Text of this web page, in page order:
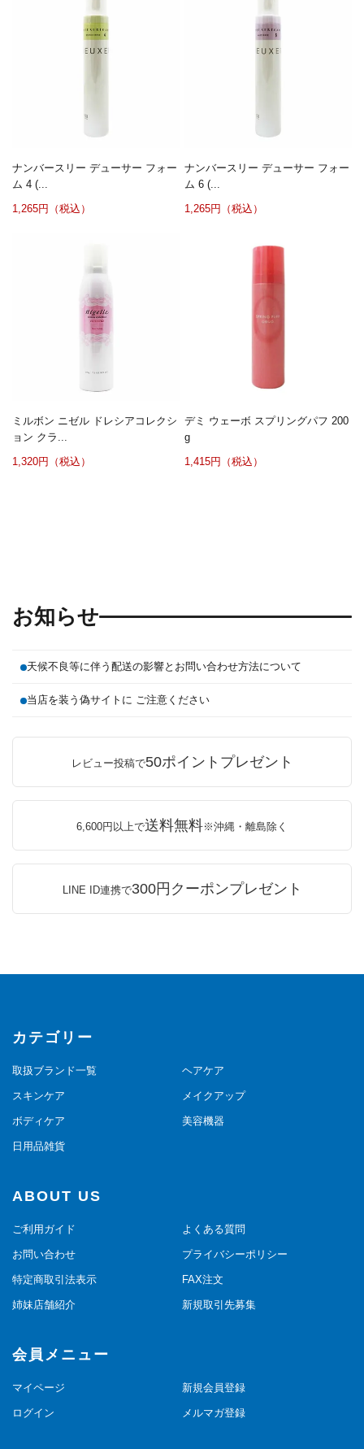
ナンバースリー デューサー フォー
ム 4 (...
1,265円（税込）
ナンバースリー デューサー フォー
ム 6 (...
1,265円（税込）
ミルボン ニゼル ドレシアコレクシ
ョン クラ...
1,320円（税込）
デミ ウェーボ スプリングパフ 200
g
1,415円（税込）
お知らせ
天候不良等に伴う配送の影響とお問い合わせ方法について
当店を装う偽サイトに ご注意ください
レビュー投稿で50ポイントプレゼント
6,600円以上で送料無料※沖縄・離島除く
LINE ID連携で300円クーポンプレゼント
カテゴリー
取扱ブランド一覧 ヘアケア
スキンケア メイクアップ
ボディケア 美容機器
日用品雑貨
ABOUT US
ご利用ガイド よくある質問
お問い合わせ プライバシーポリシー
特定商取引法表示 FAX注文
姉妹店舗紹介 新規取引先募集
会員メニュー
マイページ 新規会員登録
ログイン メルマガ登録